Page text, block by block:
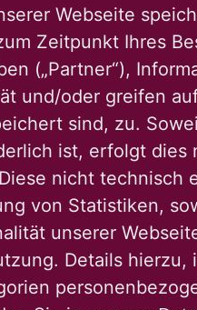
eG Dortmund ist es,
wertsteigernd an
des
Handeln zeigt sich
Neubau sowie im
Webseite
Zeitpunkt Ihres
(„Partner“),
und/oder greifen
sind, zu.
ist, erfolgt dies
nicht technisch
von Statistiken,
unserer
Details hierzu,